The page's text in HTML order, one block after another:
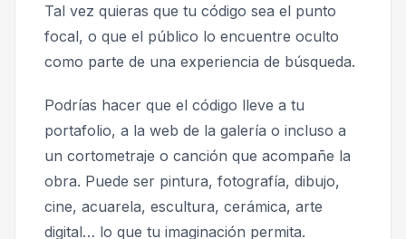
Tal vez quieras que tu código sea el punto
focal, o que el público lo encuentre oculto
como parte de una experiencia de búsqueda.
Podrías hacer que el código lleve a tu
portafolio, a la web de la galería o incluso a
un cortometraje o canción que acompañe la
obra. Puede ser pintura, fotografía, dibujo,
cine, acuarela, escultura, cerámica, arte
digital… lo que tu imaginación permita.